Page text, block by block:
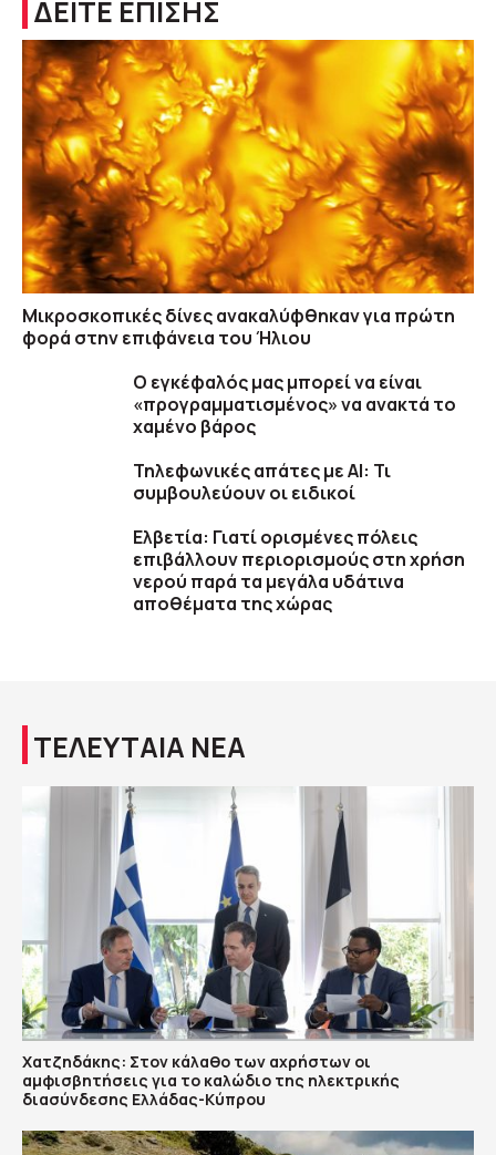
ΔΕΙΤΕ ΕΠΙΣΗΣ
Μικροσκοπικές δίνες ανακαλύφθηκαν για πρώτη
φορά στην επιφάνεια του Ήλιου
Ο εγκέφαλός μας μπορεί να είναι
«προγραμματισμένος» να ανακτά το
χαμένο βάρος
Τηλεφωνικές απάτες με ΑΙ: Τι
συμβουλεύουν οι ειδικοί
Ελβετία: Γιατί ορισμένες πόλεις
επιβάλλουν περιορισμούς στη χρήση
νερού παρά τα μεγάλα υδάτινα
αποθέματα της χώρας
ΤΕΛΕΥΤΑΙΑ ΝΕΑ
Χατζηδάκης: Στον κάλαθο των αχρήστων οι
αμφισβητήσεις για το καλώδιο της ηλεκτρικής
διασύνδεσης Ελλάδας-Κύπρου